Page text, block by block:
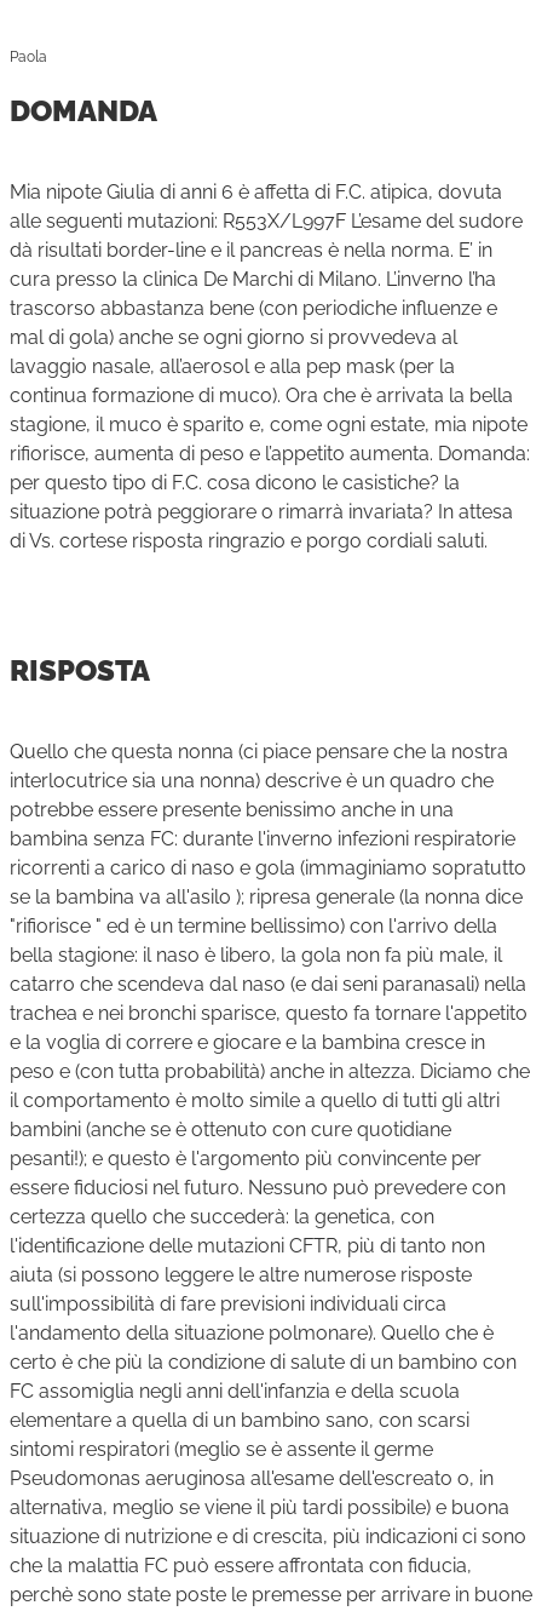
Paola
DOMANDA
Mia nipote Giulia di anni 6 è affetta di F.C. atipica, dovuta
alle seguenti mutazioni: R553X/L997F L’esame del sudore
dà risultati border-line e il pancreas è nella norma. E’ in
cura presso la clinica De Marchi di Milano. L’inverno l’ha
trascorso abbastanza bene (con periodiche influenze e
mal di gola) anche se ogni giorno si provvedeva al
lavaggio nasale, all’aerosol e alla pep mask (per la
continua formazione di muco). Ora che è arrivata la bella
stagione, il muco è sparito e, come ogni estate, mia nipote
rifiorisce, aumenta di peso e l’appetito aumenta. Domanda:
per questo tipo di F.C. cosa dicono le casistiche? la
situazione potrà peggiorare o rimarrà invariata? In attesa
di Vs. cortese risposta ringrazio e porgo cordiali saluti.
RISPOSTA
Quello che questa nonna (ci piace pensare che la nostra
interlocutrice sia una nonna) descrive è un quadro che
potrebbe essere presente benissimo anche in una
bambina senza FC: durante l'inverno infezioni respiratorie
ricorrenti a carico di naso e gola (immaginiamo sopratutto
se la bambina va all'asilo ); ripresa generale (la nonna dice
"rifiorisce " ed è un termine bellissimo) con l'arrivo della
bella stagione: il naso è libero, la gola non fa più male, il
catarro che scendeva dal naso (e dai seni paranasali) nella
trachea e nei bronchi sparisce, questo fa tornare l'appetito
e la voglia di correre e giocare e la bambina cresce in
peso e (con tutta probabilità) anche in altezza. Diciamo che
il comportamento è molto simile a quello di tutti gli altri
bambini (anche se è ottenuto con cure quotidiane
pesanti!); e questo è l'argomento più convincente per
essere fiduciosi nel futuro. Nessuno può prevedere con
certezza quello che succederà: la genetica, con
l'identificazione delle mutazioni CFTR, più di tanto non
aiuta (si possono leggere le altre numerose risposte
sull'impossibilità di fare previsioni individuali circa
l'andamento della situazione polmonare). Quello che è
certo è che più la condizione di salute di un bambino con
FC assomiglia negli anni dell'infanzia e della scuola
elementare a quella di un bambino sano, con scarsi
sintomi respiratori (meglio se è assente il germe
Pseudomonas aeruginosa all'esame dell'escreato o, in
alternativa, meglio se viene il più tardi possibile) e buona
situazione di nutrizione e di crescita, più indicazioni ci sono
che la malattia FC può essere affrontata con fiducia,
perchè sono state poste le premesse per arrivare in buone